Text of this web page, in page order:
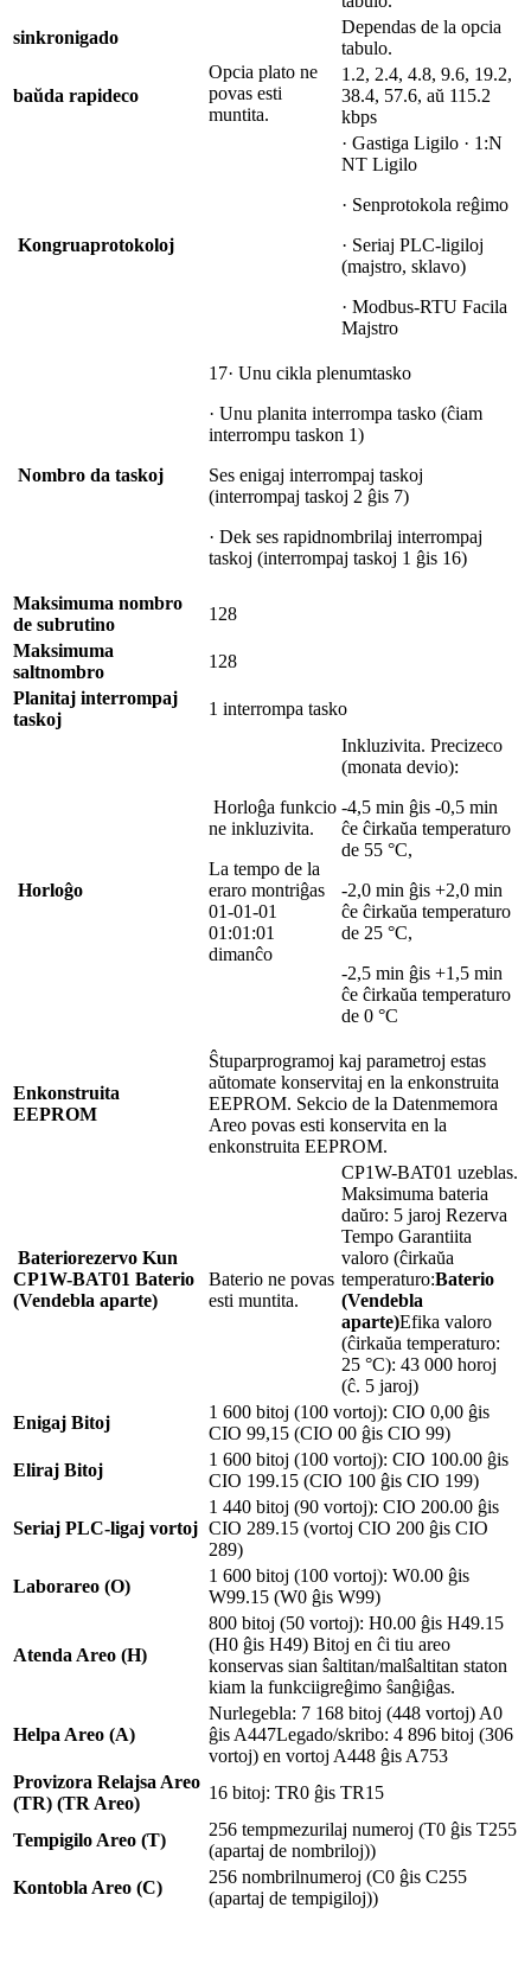
Opcia plato ne
povas esti
muntita.
sinkronigado
Dependas de la opcia
tabulo.
baŭda rapideco
1.2, 2.4, 4.8, 9.6, 19.2,
38.4, 57.6, aŭ 115.2
kbps
Kongruaprotokoloj
· Gastiga Ligilo · 1:N
NT Ligilo
· Senprotokola reĝimo
· Seriaj PLC-ligiloj
(majstro, sklavo)
· Modbus-RTU Facila
Majstro
Nombro da taskoj
17· Unu cikla plenumtasko
· Unu planita interrompa tasko (ĉiam
interrompu taskon 1)
Ses enigaj interrompaj taskoj
(interrompaj taskoj 2 ĝis 7)
· Dek ses rapidnombrilaj interrompaj
taskoj (interrompaj taskoj 1 ĝis 16)
Maksimuma nombro
de subrutino
128
Maksimuma
saltnombro
128
Planitaj interrompaj
taskoj
1 interrompa tasko
Horloĝo
Horloĝa funkcio
ne inkluzivita.
La tempo de la
eraro montriĝas
01-01-01
01:01:01
dimanĉo
Inkluzivita. Precizeco
(monata devio):
-4,5 min ĝis -0,5 min
ĉe ĉirkaŭa temperaturo
de 55 °C,
-2,0 min ĝis +2,0 min
ĉe ĉirkaŭa temperaturo
de 25 °C,
-2,5 min ĝis +1,5 min
ĉe ĉirkaŭa temperaturo
de 0 °C
Enkonstruita
EEPROM
Ŝtuparprogramoj kaj parametroj estas
aŭtomate konservitaj en la enkonstruita
EEPROM. Sekcio de la Datenmemora
Areo povas esti konservita en la
enkonstruita EEPROM.
Bateriorezervo Kun
CP1W-BAT01 Baterio
(Vendebla aparte)
Baterio ne povas
esti muntita.
CP1W-BAT01 uzeblas.
Maksimuma bateria
daŭro: 5 jaroj Rezerva
Tempo Garantiita
valoro (ĉirkaŭa
temperaturo:Baterio
(Vendebla
aparte)Efika valoro
(ĉirkaŭa temperaturo:
25 °C): 43 000 horoj
(ĉ. 5 jaroj)
Enigaj Bitoj
1 600 bitoj (100 vortoj): CIO 0,00 ĝis
CIO 99,15 (CIO 00 ĝis CIO 99)
Eliraj Bitoj
1 600 bitoj (100 vortoj): CIO 100.00 ĝis
CIO 199.15 (CIO 100 ĝis CIO 199)
Seriaj PLC-ligaj vortoj
1 440 bitoj (90 vortoj): CIO 200.00 ĝis
CIO 289.15 (vortoj CIO 200 ĝis CIO
289)
Laborareo (O)
1 600 bitoj (100 vortoj): W0.00 ĝis
W99.15 (W0 ĝis W99)
Atenda Areo (H)
800 bitoj (50 vortoj): H0.00 ĝis H49.15
(H0 ĝis H49) Bitoj en ĉi tiu areo
konservas sian ŝaltitan/malŝaltitan staton
kiam la funkciigreĝimo ŝanĝiĝas.
Helpa Areo (A)
Nurlegebla: 7 168 bitoj (448 vortoj) A0
ĝis A447Legado/skribo: 4 896 bitoj (306
vortoj) en vortoj A448 ĝis A753
Provizora Relajsa Areo
(TR) (TR Areo)
16 bitoj: TR0 ĝis TR15
Tempigilo Areo (T)
256 tempmezurilaj numeroj (T0 ĝis T255
(apartaj de nombriloj))
Kontobla Areo (C)
256 nombrilnumeroj (C0 ĝis C255
(apartaj de tempigiloj))